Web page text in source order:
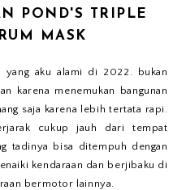
POND'S TRIPLE
MASK
yang aku alami di 2022. bukan
karena menemukan bangunan
saja karena lebih tertata rapi.
cukup jauh dari tempat
tadinya bisa ditempuh dengan
kendaraan dan berjibaku di
bermotor lainnya.